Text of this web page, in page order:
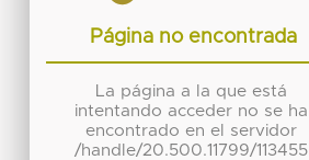
Página no encontrada
La página a la que está
intentando acceder no se ha
encontrado en el servidor
/handle/20.500.11799/113455